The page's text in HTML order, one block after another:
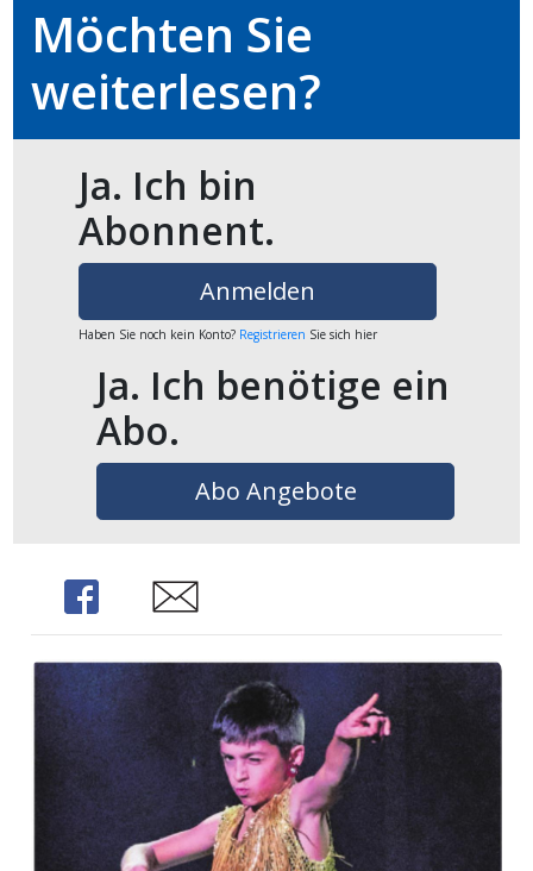
Möchten Sie
weiterlesen?
Ja. Ich bin
Abonnent.
Anmelden
Haben Sie noch kein Konto? Registrieren Sie sich hier
Ja. Ich benötige ein
Abo.
Abo Angebote
Share Share